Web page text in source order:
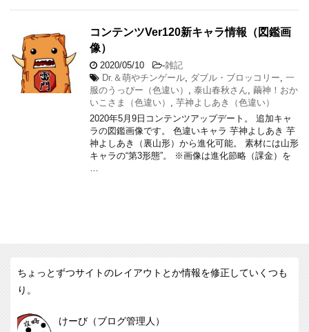
コンテンツVer120新キャラ情報（図鑑画
像）
2020/05/10 -雑記
Dr.＆萌やチンゲール, ダブル・ブロッコリー, 一
服のうっぴー（色違い） , 泰山春秋さん, 繭神！おか
いこさま（色違い） , 芋神よしあき（色違い）
2020年5月9日コンテンツアップデート。 追加キャ
ラの図鑑画像です。 色違いキャラ 芋神よしあき 芋
神よしあき（裏山形）から進化可能。 素材には山形
キャラの“第3形態”。 ※画像は進化節略（課金）を
…
ちょっとずつサイトのレイアウトとか情報を修正していくつも
り。
けーび（ブログ管理人）